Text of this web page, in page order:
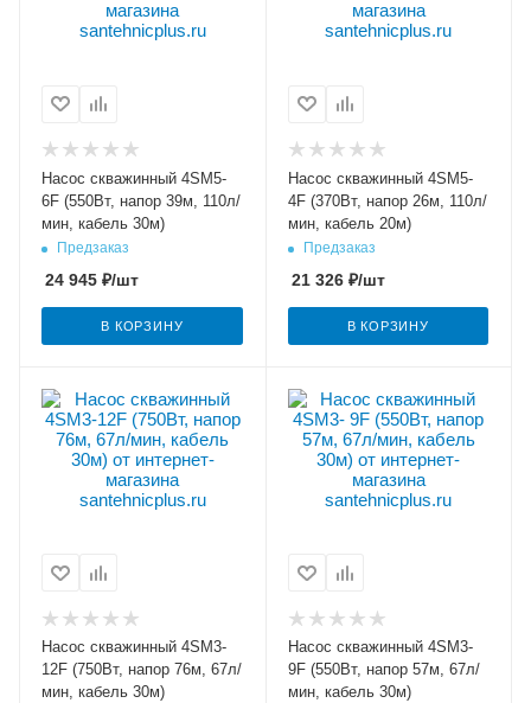
Насос скважинный 4SM5-
6F (550Вт, напор 39м, 110л/
мин, кабель 30м)
Предзаказ
24 945 ₽/шт
В КОРЗИНУ
Насос скважинный 4SM5-
4F (370Вт, напор 26м, 110л/
мин, кабель 20м)
Предзаказ
21 326₽/шт
В КОРЗИНУ
Насос скважинный 4SM3-
12F (750Вт, напор 76м, 67л/
мин, кабель 30м)
Насос скважинный 4SM3-
9F (550Вт, напор 57м, 67л/
мин, кабель 30м)